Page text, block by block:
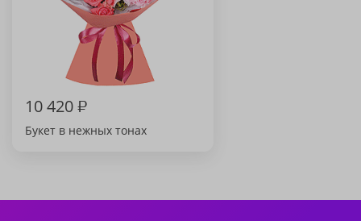
10 420₽
Букет в нежных тонах